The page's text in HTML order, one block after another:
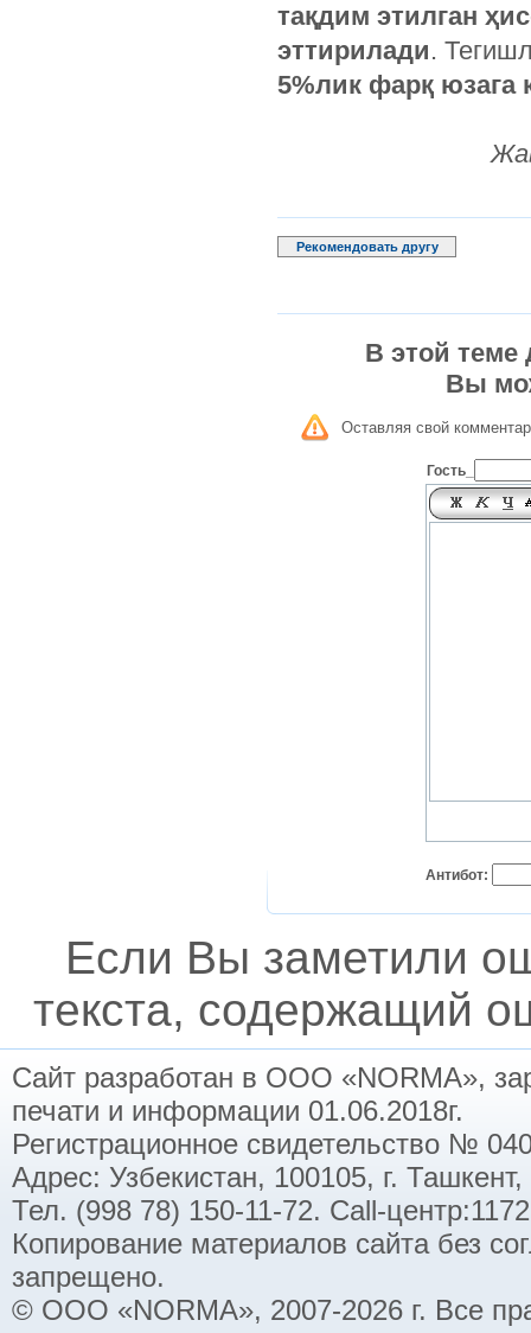
тақдим этилган
эттирилади.
5%лик фарқ юзага
Рекомендовать другу
В этой теме
Вы
Оставляя свой
Гость_
Антибот:
Если Вы заметили
текста, содержащий
Сайт разработан в ООО «NORMA»,
печати и информации 01.06.2018г.
Регистрационное свидетельство №
Адрес: Узбекистан, 100105, г.
Тел. (998 78) 150-11-72. Call-
Копирование материалов сайта без
запрещено.
© ООО «NORMA», 2007-2026 г. Все